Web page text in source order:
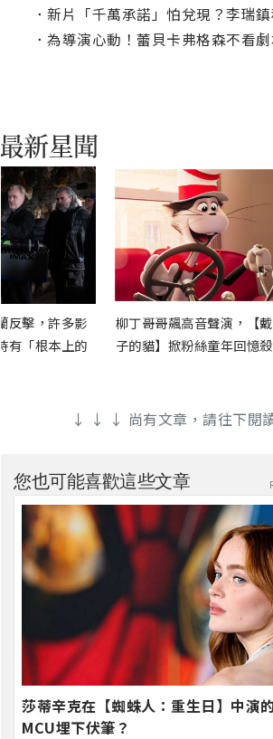
． 新片「千萬承諾」怕兌現？李瑞鎮秒變
． 為導演心動！蕾貝卡弗格森不看
反擊，許多影
有「根本上的
柳丁哥哥飆高音聲演，【
子的貓】掀粉絲童年回憶殺
↓ ↓ ↓ 尚有文章，請往下
您也可能喜歡這些文章
莎蒂辛克在【蜘蛛人：重生日】中演
MCU埋下伏筆？